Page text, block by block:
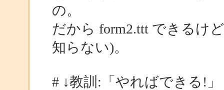
の。
だから form2.ttt できるけ
知らない)。
# ↓教訓:「やればできる!」